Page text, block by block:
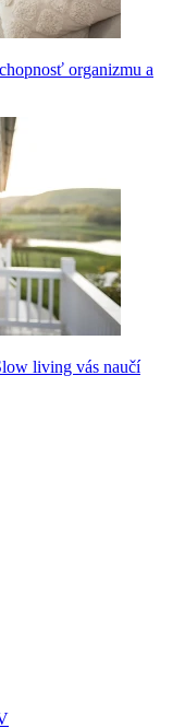
organizmu a
living vás naučí